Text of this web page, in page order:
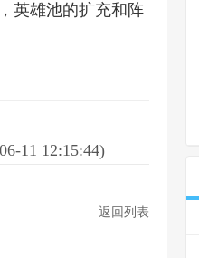
英雄池的扩充和阵
11 12:15:44)
返回列表